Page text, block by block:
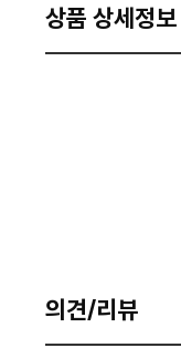
상품 상세정보
의견/리뷰